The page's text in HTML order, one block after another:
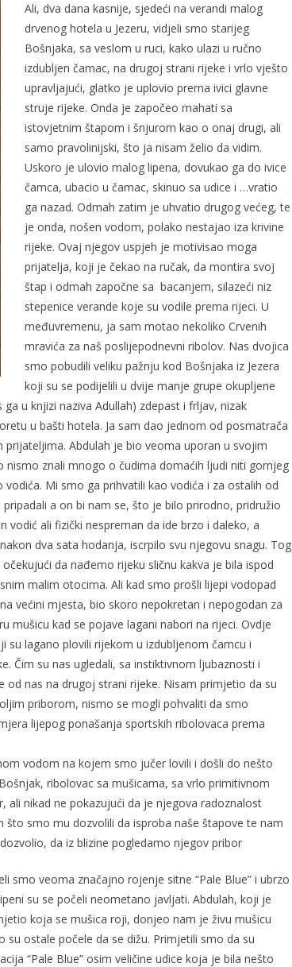
Ali, dva dana kasnije, sjedeći na verandi malog
drvenog hotela u Jezeru, vidjeli smo starijeg
Bošnjaka, sa veslom u ruci, kako ulazi u ručno
izdubljen čamac, na drugoj strani rijeke i vrlo vješto
upravljajući, glatko je uplovio prema ivici glavne
struje rijeke. Onda je započeo mahati sa
istovjetnim štapom i šnjurom kao o onaj drugi, ali
samo pravolinijski, što ja nisam želio da vidim.
Uskoro je ulovio malog lipena, dovukao ga do ivice
čamca, ubacio u čamac, skinuo sa udice i …vratio
ga nazad. Odmah zatim je uhvatio drugog većeg, te
je onda, nošen vodom, polako nestajao iza krivine
rijeke. Ovaj njegov uspjeh je motivisao moga
prijatelja, koji je čekao na ručak, da montira svoj
štap i odmah započne sa bacanjem, silazeći niz
stepenice verande koje su vodile prema rijeci. U
međuvremenu, ja sam motao nekoliko Crvenih
mravića za naš poslijepodnevni ribolov. Nas dvojica
smo pobudili veliku pažnju kod Bošnjaka iz Jezera
koji su se podijelili u dvije manje grupe okupljene
u knjizi naziva Adullah) zdepast i frljav, nizak
u bašti hotela. Ja sam dao jednom od posmatrača
Abdulah je bio veoma uporan u svojim
znali mnogo o čudima domaćih ljudi niti gornjeg
Mi smo ga prihvatili kao vodića i za ostalih od
a on bi nam se, što je bilo prirodno, pridružio
vodić ali fizički nespreman da ide brzo i daleko, a
dva sata hodanja, iscrpilo svu njegovu snagu. Tog
da nađemo rijeku sličnu kakva je bila ispod
malim otocima. Ali kad smo prošli lijepi vodopad
većini mjesta, bio skoro nepokretan i nepogodan za
mušicu kad se pojave lagani nabori na rijeci. Ovdje
su lagano plovili rijekom u izdubljenom čamcu i
Čim su nas ugledali, sa instiktivnom ljubaznosti i
od nas na drugoj strani rijeke. Nisam primjetio da su
priborom, nismo se mogli pohvaliti da smo
lijepog ponašanja sportskih ribolovaca prema
vodom na kojem smo jučer lovili i došli do nešto
ribolovac sa mušicama, sa vrlo primitivnom
ali nikad ne pokazujući da je njegova radoznalost
što smo mu dozvolili da isproba naše štapove te nam
da iz blizine pogledamo njegov pribor
smo veoma značajno rojenje sitne “Pale Blue” i ubrzo
su se počeli neometano javljati. Abdulah, koji je
koja se mušica roji, donjeo nam je živu mušicu
su ostale počele da se dižu. Primjetili smo da su
“Pale Blue” osim veličine udice koja je bila nešto